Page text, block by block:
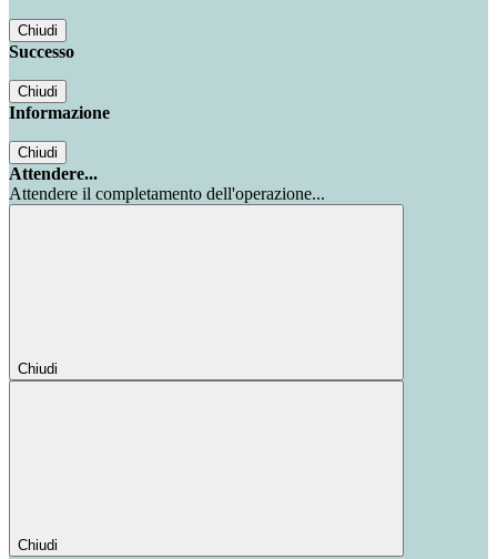
Chiudi
Successo
Chiudi
Informazione
Chiudi
Attendere...
Attendere il completamento dell'operazione...
Chiudi
Chiudi